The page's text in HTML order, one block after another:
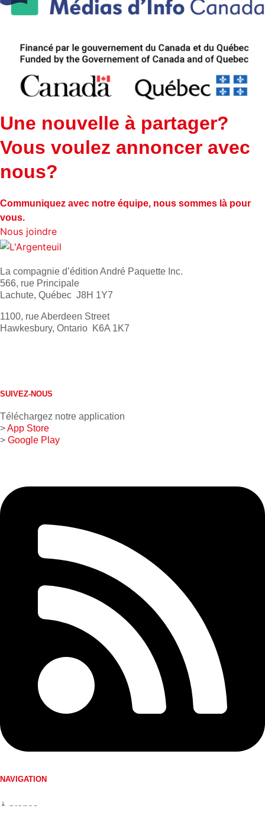
Une nouvelle à partager?
Vous voulez annoncer avec
nous?
Communiquez avec notre équipe, nous sommes là pour
vous.
Nous joindre
La compagnie d’édition André Paquette Inc.
566, rue Principale
Lachute, Québec J8H 1Y7
1100, rue Aberdeen Street
Hawkesbury, Ontario K6A 1K7
SUIVEZ-NOUS
Téléchargez notre application
>App Store
> Google Play
NAVIGATION
À propos